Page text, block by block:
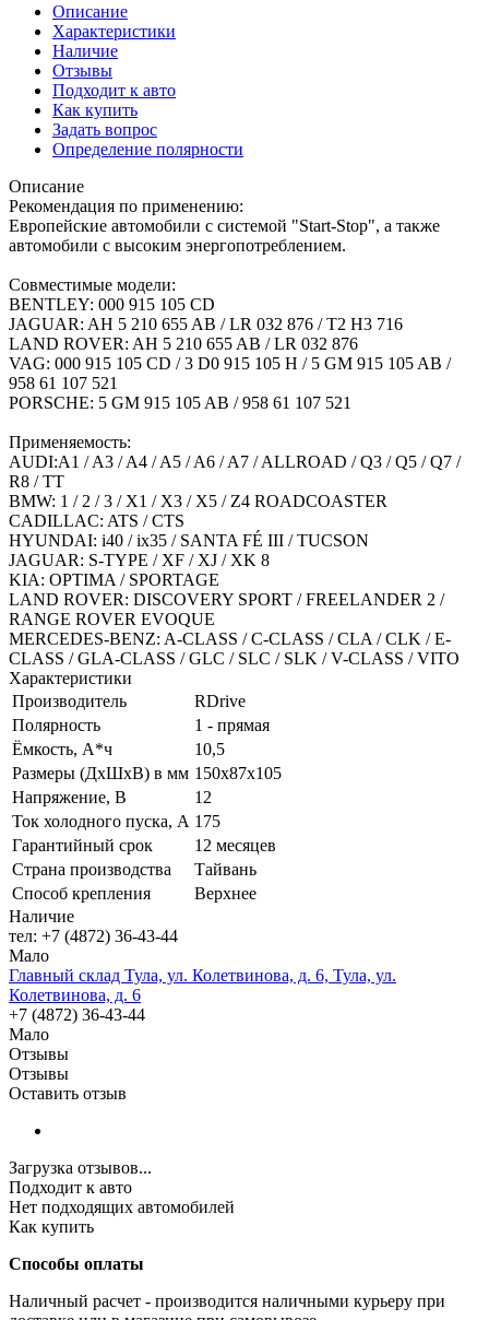
Описание
Характеристики
Наличие
Отзывы
Подходит к авто
Как купить
Задать вопрос
Определение полярности
Описание
Рекомендация по применению:
Европейские автомобили с системой "Start-Stop", а также
автомобили с высоким энергопотреблением.
Совместимые модели:
BENTLEY: 000 915 105 CD
JAGUAR: AH 5 210 655 AB / LR 032 876 / T2 H3 716
LAND ROVER: AH 5 210 655 AB / LR 032 876
VAG: 000 915 105 CD / 3 D0 915 105 H / 5 GM 915 105 AB /
958 61 107 521
PORSCHE: 5 GM 915 105 AB / 958 61 107 521
Применяемость:
AUDI:A1 / A3 / A4 / A5 / A6 / A7 / ALLROAD / Q3 / Q5 / Q7 /
R8 / TT
BMW: 1 / 2 / 3 / X1 / X3 / X5 / Z4 ROADCOASTER
CADILLAC: ATS / CTS
HYUNDAI: i40 / ix35 / SANTA FÉ III / TUCSON
JAGUAR: S-TYPE / XF / XJ / XK 8
KIA: OPTIMA / SPORTAGE
LAND ROVER: DISCOVERY SPORT / FREELANDER 2 /
RANGE ROVER EVOQUE
MERCEDES-BENZ: A-CLASS / C-CLASS / CLA / CLK / E-
CLASS / GLA-CLASS / GLC / SLC / SLK / V-CLASS / VITO
Характеристики
Производитель
RDrive
Полярность
1 - прямая
Ёмкость, А*ч
10,5
Размеры (ДхШхВ) в мм 150х87х105
Напряжение, В
12
Ток холодного пуска, А 175
Гарантийный срок
12 месяцев
Страна производства
Тайвань
Способ крепления
Верхнее
Наличие
тел: +7 (4872) 36-43-44
Мало
Главный склад Тула, ул. Колетвинова, д. 6, Тула, ул.
Колетвинова, д. 6
+7 (4872) 36-43-44
Мало
Отзывы
Отзывы
Оставить отзыв
Загрузка отзывов...
Подходит к авто
Нет подходящих автомобилей
Как купить
Способы оплаты
Наличный расчет - производится наличными курьеру при